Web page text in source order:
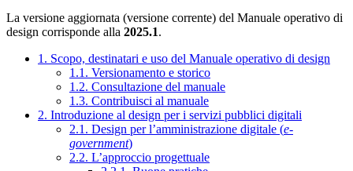
La versione aggiornata (versione corrente) del Manuale operativo di
design corrisponde alla 2025.1.
1. Scopo, destinatari e uso del Manuale operativo di design
1.1. Versionamento e storico
1.2. Consultazione del manuale
1.3. Contribuisci al manuale
2. Introduzione al design per i servizi pubblici digitali
2.1. Design per l’amministrazione digitale (e-
government)
2.2. L’approccio progettuale